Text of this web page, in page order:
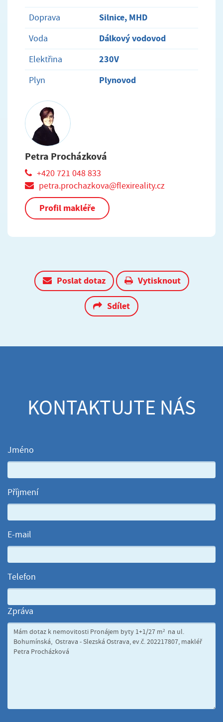
Doprava Silnice, MHD
Voda Dálkový vodovod
Elektřina 230V
Plyn Plynovod
Petra Procházková
+420 721 048 833
petra.prochazkova@flexireality.cz
Profil makléře
Poslat dotaz Vytisknout
Sdílet
KONTAKTUJTE NÁS
Jméno
Příjmení
E-mail
Telefon
Zpráva